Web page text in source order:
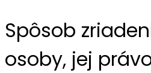
Spôsob
osoby, jej